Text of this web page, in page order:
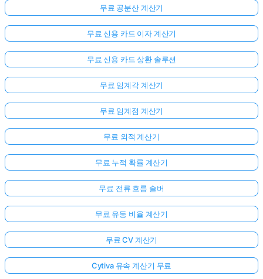
무료 공분산 계산기
무료 신용 카드 이자 계산기
무료 신용 카드 상환 솔루션
무료 임계각 계산기
무료 임계점 계산기
무료 외적 계산기
무료 누적 확률 계산기
무료 전류 흐름 솔버
무료 유동 비율 계산기
무료 CV 계산기
Cytiva 유속 계산기 무료